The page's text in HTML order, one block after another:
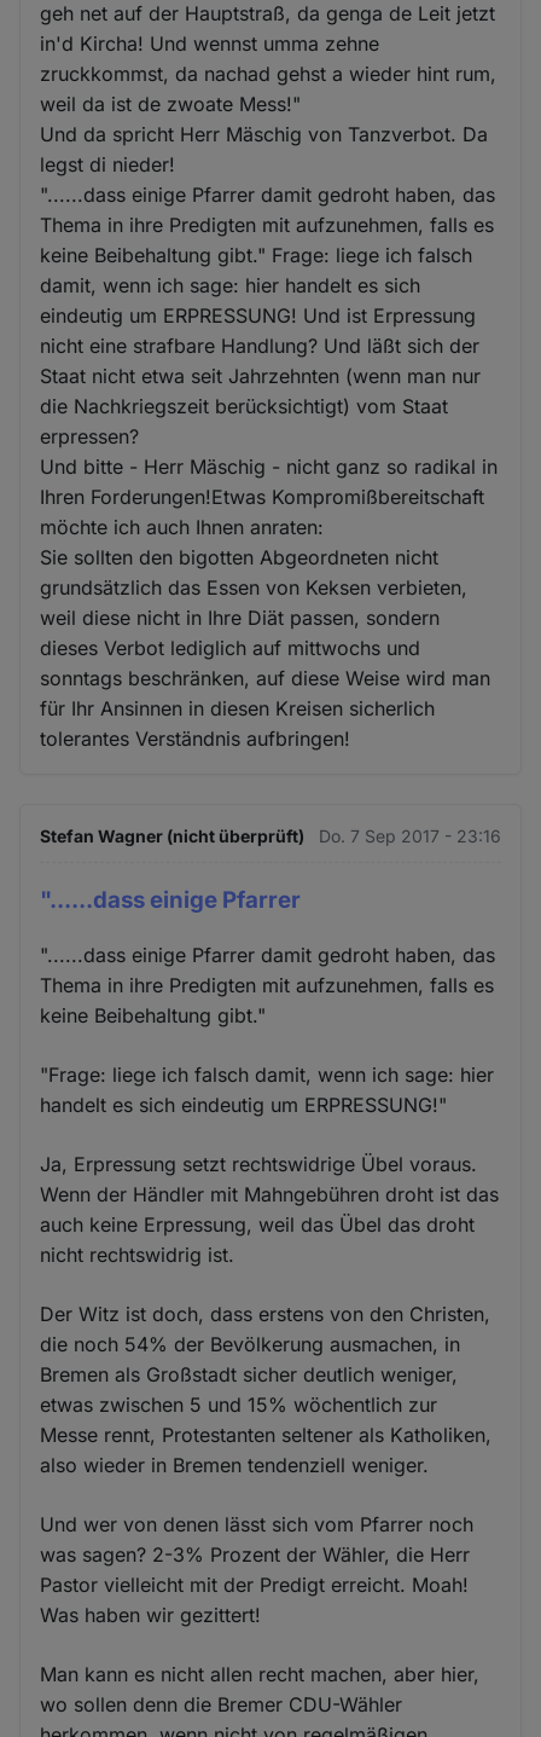
geh net auf der Hauptstraß, da genga de Leit jetzt
in'd Kircha! Und wennst umma zehne
zruckkommst, da nachad gehst a wieder hint rum,
weil da ist de zwoate Mess!"
Und da spricht Herr Mäschig von Tanzverbot. Da
legst di nieder!
"......dass einige Pfarrer damit gedroht haben, das
Thema in ihre Predigten mit aufzunehmen, falls es
keine Beibehaltung gibt." Frage: liege ich falsch
damit, wenn ich sage: hier handelt es sich
eindeutig um ERPRESSUNG! Und ist Erpressung
nicht eine strafbare Handlung? Und läßt sich der
Staat nicht etwa seit Jahrzehnten (wenn man nur
die Nachkriegszeit berücksichtigt) vom Staat
erpressen?
Und bitte - Herr Mäschig - nicht ganz so radikal in
Ihren Forderungen!Etwas Kompromißbereitschaft
möchte ich auch Ihnen anraten:
Sie sollten den bigotten Abgeordneten nicht
grundsätzlich das Essen von Keksen verbieten,
weil diese nicht in Ihre Diät passen, sondern
dieses Verbot lediglich auf mittwochs und
sonntags beschränken, auf diese Weise wird man
für Ihr Ansinnen in diesen Kreisen sicherlich
tolerantes Verständnis aufbringen!
Stefan Wagner (nicht überprüft) Do. 7 Sep 2017 - 23:16
"......dass einige Pfarrer
"......dass einige Pfarrer damit gedroht haben, das
Thema in ihre Predigten mit aufzunehmen, falls es
keine Beibehaltung gibt."
"Frage: liege ich falsch damit, wenn ich sage: hier
handelt es sich eindeutig um ERPRESSUNG!"
Ja, Erpressung setzt rechtswidrige Übel voraus.
Wenn der Händler mit Mahngebühren droht ist das
auch keine Erpressung, weil das Übel das droht
nicht rechtswidrig ist.
Der Witz ist doch, dass erstens von den Christen,
die noch 54% der Bevölkerung ausmachen, in
Bremen als Großstadt sicher deutlich weniger,
etwas zwischen 5 und 15% wöchentlich zur
Messe rennt, Protestanten seltener als Katholiken,
also wieder in Bremen tendenziell weniger.
Und wer von denen lässt sich vom Pfarrer noch
was sagen? 2-3% Prozent der Wähler, die Herr
Pastor vielleicht mit der Predigt erreicht. Moah!
Was haben wir gezittert!
Man kann es nicht allen recht machen, aber hier,
wo sollen denn die Bremer CDU-Wähler